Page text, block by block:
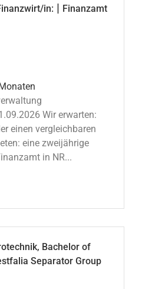
in: | Finanzamt
Wir erwarten:
einen vergleichbaren
eine zweijährige
in NR...
Bachelor of
Separator Group